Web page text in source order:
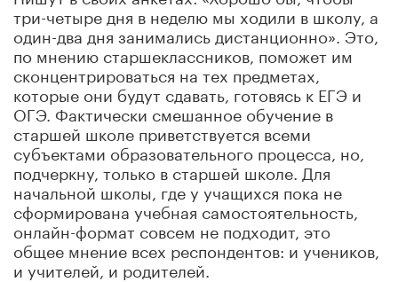
три-четыре дня в неделю мы ходили в школу, а
один-два дня занимались дистанционно». Это,
по мнению старшеклассников, поможет им
сконцентрироваться на тех предметах,
которые они будут сдавать, готовясь к ЕГЭ и
ОГЭ. Фактически смешанное обучение в
старшей школе приветствуется всеми
субъектами образовательного процесса, но,
подчеркну, только в старшей школе. Для
начальной школы, где у учащихся пока не
сформирована учебная самостоятельность,
онлайн-формат совсем не подходит, это
общее мнение всех респондентов: и учеников,
и учителей, и родителей.